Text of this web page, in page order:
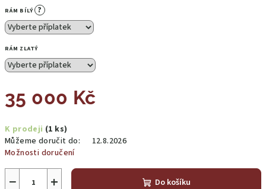
RÁM BÍLÝ ?
RÁM ZLATÝ
35 000 Kč
cena:
K prodeji (1 ks)
Můžeme doručit do:
12.8.2026
Možnosti doručení
+
− Do košíku